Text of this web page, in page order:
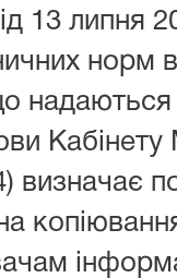
13
норм
Кабінету
визначає